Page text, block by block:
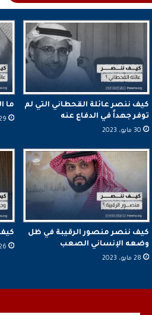
كيف ننصر عائلة القحطاني التي لم
توفر جهداً في الدفاع عنه
30 مايو، 2023
ما
29 مايو،
كيف ننصر منصور الرقيبة في ظل
وضعه الإنساني الصعب
28 مايو، 2023
26 مايو،